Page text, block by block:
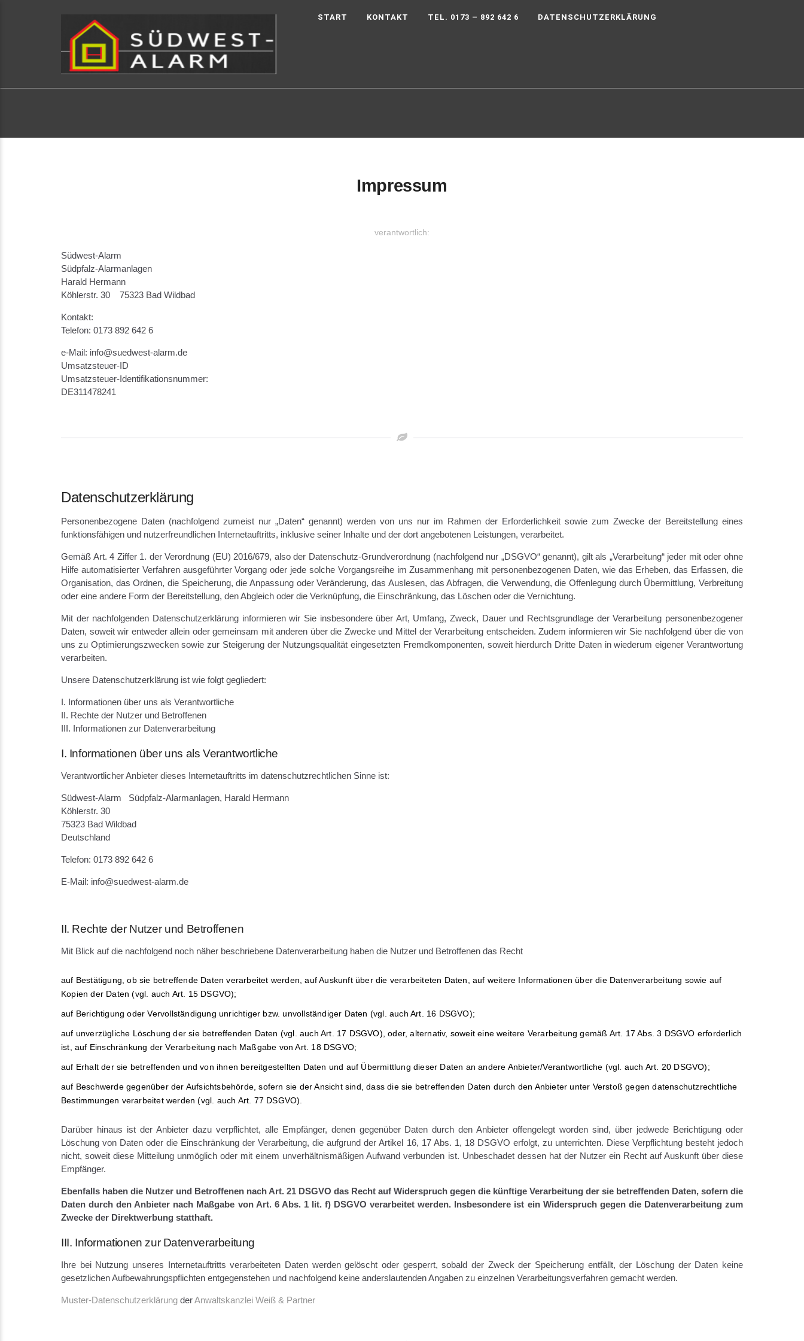
START KONTAKT TEL. 0173 – 892 642 6 DATENSCHUTZERKLÄRUNG
Impressum
verantwortlich:
Südwest-Alarm
Südpfalz-Alarmanlagen
Harald Hermann
Köhlerstr. 30 75323 Bad Wildbad
Kontakt:
Telefon: 0173 892 642 6
e-Mail: info@suedwest-alarm.de
Umsatzsteuer-ID
Umsatzsteuer-Identifikationsnummer:
DE311478241
Datenschutzerklärung
Personenbezogene Daten (nachfolgend zumeist nur „Daten“ genannt) werden von uns nur im Rahmen der Erforderlichkeit sowie zum Zwecke der Bereitstellung eines
funktionsfähigen und nutzerfreundlichen Internetauftritts, inklusive seiner Inhalte und der dort angebotenen Leistungen, verarbeitet.
Gemäß Art. 4 Ziffer 1. der Verordnung (EU) 2016/679, also der Datenschutz-Grundverordnung (nachfolgend nur „DSGVO“ genannt), gilt als „Verarbeitung“ jeder mit oder ohne
Hilfe automatisierter Verfahren ausgeführter Vorgang oder jede solche Vorgangsreihe im Zusammenhang mit personenbezogenen Daten, wie das Erheben, das Erfassen, die
Organisation, das Ordnen, die Speicherung, die Anpassung oder Veränderung, das Auslesen, das Abfragen, die Verwendung, die Offenlegung durch Übermittlung, Verbreitung
oder eine andere Form der Bereitstellung, den Abgleich oder die Verknüpfung, die Einschränkung, das Löschen oder die Vernichtung.
Mit der nachfolgenden Datenschutzerklärung informieren wir Sie insbesondere über Art, Umfang, Zweck, Dauer und Rechtsgrundlage der Verarbeitung personenbezogener
Daten, soweit wir entweder allein oder gemeinsam mit anderen über die Zwecke und Mittel der Verarbeitung entscheiden. Zudem informieren wir Sie nachfolgend über die von
uns zu Optimierungszwecken sowie zur Steigerung der Nutzungsqualität eingesetzten Fremdkomponenten, soweit hierdurch Dritte Daten in wiederum eigener Verantwortung
verarbeiten.
Unsere Datenschutzerklärung ist wie folgt gegliedert:
I. Informationen über uns als Verantwortliche
II. Rechte der Nutzer und Betroffenen
III. Informationen zur Datenverarbeitung
I. Informationen über uns als Verantwortliche
Verantwortlicher Anbieter dieses Internetauftritts im datenschutzrechtlichen Sinne ist:
Südwest-Alarm Südpfalz-Alarmanlagen, Harald Hermann
Köhlerstr. 30
75323 Bad Wildbad
Deutschland
Telefon: 0173 892 642 6
E-Mail: info@suedwest-alarm.de
II. Rechte der Nutzer und Betroffenen
Mit Blick auf die nachfolgend noch näher beschriebene Datenverarbeitung haben die Nutzer und Betroffenen das Recht
auf Bestätigung, ob sie betreffende Daten verarbeitet werden, auf Auskunft über die verarbeiteten Daten, auf weitere Informationen über die Datenverarbeitung sowie auf
Kopien der Daten (vgl. auch Art. 15 DSGVO);
auf Berichtigung oder Vervollständigung unrichtiger bzw. unvollständiger Daten (vgl. auch Art. 16 DSGVO);
auf unverzügliche Löschung der sie betreffenden Daten (vgl. auch Art. 17 DSGVO), oder, alternativ, soweit eine weitere Verarbeitung gemäß Art. 17 Abs. 3 DSGVO erforderlich
ist, auf Einschränkung der Verarbeitung nach Maßgabe von Art. 18 DSGVO;
auf Erhalt der sie betreffenden und von ihnen bereitgestellten Daten und auf Übermittlung dieser Daten an andere Anbieter/Verantwortliche (vgl. auch Art. 20 DSGVO);
auf Beschwerde gegenüber der Aufsichtsbehörde, sofern sie der Ansicht sind, dass die sie betreffenden Daten durch den Anbieter unter Verstoß gegen datenschutzrechtliche
Bestimmungen verarbeitet werden (vgl. auch Art. 77 DSGVO).
Darüber hinaus ist der Anbieter dazu verpflichtet, alle Empfänger, denen gegenüber Daten durch den Anbieter offengelegt worden sind, über jedwede Berichtigung oder
Löschung von Daten oder die Einschränkung der Verarbeitung, die aufgrund der Artikel 16, 17 Abs. 1, 18 DSGVO erfolgt, zu unterrichten. Diese Verpflichtung besteht jedoch
nicht, soweit diese Mitteilung unmöglich oder mit einem unverhältnismäßigen Aufwand verbunden ist. Unbeschadet dessen hat der Nutzer ein Recht auf Auskunft über diese
Empfänger.
Ebenfalls haben die Nutzer und Betroffenen nach Art. 21 DSGVO das Recht auf Widerspruch gegen die künftige Verarbeitung der sie betreffenden Daten, sofern die
Daten durch den Anbieter nach Maßgabe von Art. 6 Abs. 1 lit. f) DSGVO verarbeitet werden. Insbesondere ist ein Widerspruch gegen die Datenverarbeitung zum
Zwecke der Direktwerbung statthaft.
III. Informationen zur Datenverarbeitung
Ihre bei Nutzung unseres Internetauftritts verarbeiteten Daten werden gelöscht oder gesperrt, sobald der Zweck der Speicherung entfällt, der Löschung der Daten keine
gesetzlichen Aufbewahrungspflichten entgegenstehen und nachfolgend keine anderslautenden Angaben zu einzelnen Verarbeitungsverfahren gemacht werden.
Muster-Datenschutzerklärung derAnwaltskanzlei Weiß & Partner